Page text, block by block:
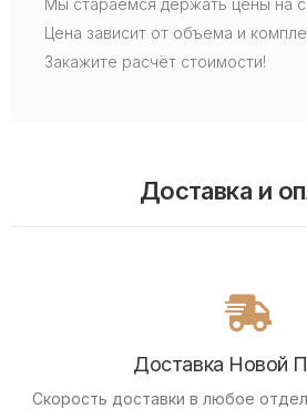
Цена зависит от объема и
Закажите расчёт стоимости!
Доставка и
Доставка Новой
Скорость доставки в любое